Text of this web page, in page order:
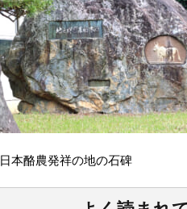
日本酪農発祥の地の石碑